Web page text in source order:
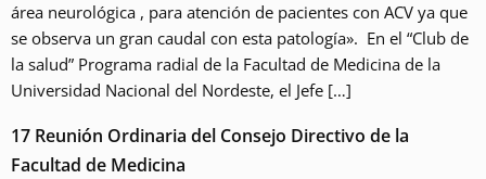
área neurológica , para atención de pacientes con ACV ya que
se observa un gran caudal con esta patología». En el “Club de
la salud” Programa radial de la Facultad de Medicina de la
Universidad Nacional del Nordeste, el Jefe […]
17 Reunión Ordinaria del Consejo Directivo de la
Facultad de Medicina